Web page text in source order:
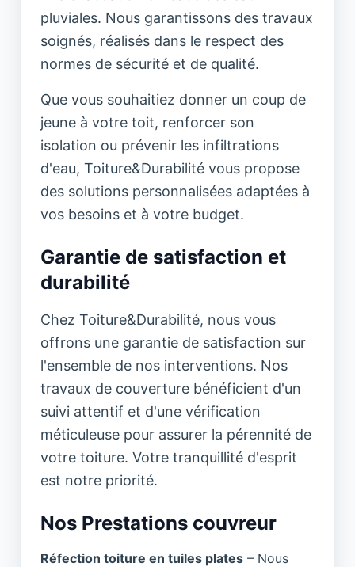
pluviales. Nous garantissons des travaux
soignés, réalisés dans le respect des
normes de sécurité et de qualité.
Que vous souhaitiez donner un coup de
jeune à votre toit, renforcer son
isolation ou prévenir les infiltrations
d'eau, Toiture&Durabilité vous propose
des solutions personnalisées adaptées à
vos besoins et à votre budget.
Garantie de satisfaction et
durabilité
Chez Toiture&Durabilité, nous vous
offrons une garantie de satisfaction sur
l'ensemble de nos interventions. Nos
travaux de couverture bénéficient d'un
suivi attentif et d'une vérification
méticuleuse pour assurer la pérennité de
votre toiture. Votre tranquillité d'esprit
est notre priorité.
Nos Prestations couvreur
Réfection toiture en tuiles plates – Nous